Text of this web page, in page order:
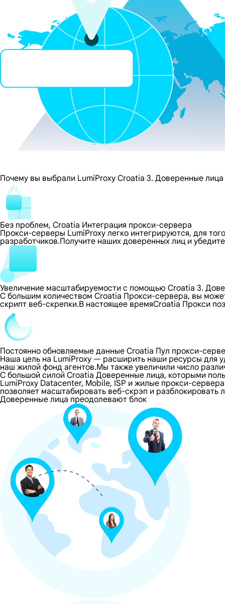
Почему вы выбрали LumiProxy Croatia 3. Доверенные лица
Без проблем, Croatia Интеграция прокси-сервера
Прокси-серверы LumiProxy легко интегрируются, для
разработчиков.Получите наших доверенных лиц и
Увеличение масштабируемости с помощью Croatia 3.
С большим количеством Croatia Прокси-сервера, вы
скрипт веб-скрепки.В настоящее времяCroatia Прокси
Постоянно обновляемые данные Croatia Пул прокси-
Наша цель на LumiProxy — расширить наши ресурсы для
наш жилой фонд агентов.Мы также увеличили число
С большой силой Croatia Доверенные лица, которыми
LumiProxy Datacenter, Mobile, ISP и жилые прокси-
позволяет масштабировать веб-скрэп и
Доверенные лица преодолевают блок